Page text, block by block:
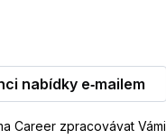
nabídky e‑mailem
Career zpracovávat Vámi